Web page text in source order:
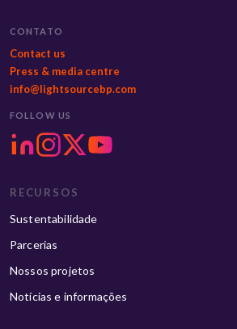
CONTATO
Contact us
Press & media centre
info@lightsourcebp.com
FOLLOW US
RECURSOS
Sustentabilidade
Parcerias
Nossos projetos
Notícias e informações